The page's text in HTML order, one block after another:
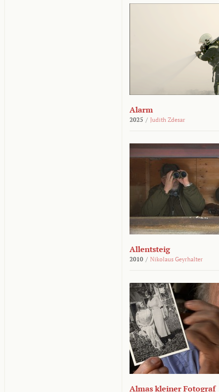
Alarm
2025 / Judith Zdesar
Allentsteig
2010 / Nikolaus Geyrhalter
Almas kleiner Fotograf